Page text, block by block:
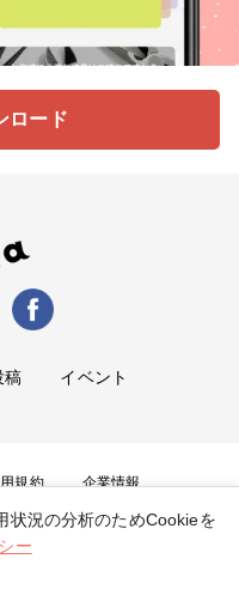
ロード
稿 イベント
規約 企業情報
All Rights Reserved.
状況の分析のためCookieを
ー